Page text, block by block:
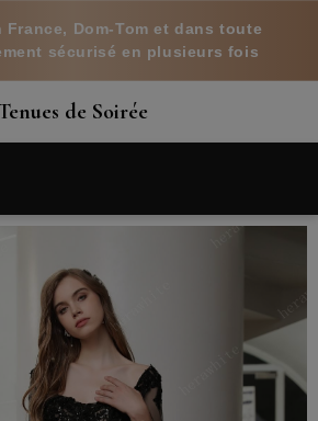
Dom-Tom et dans toute
sécurisé en plusieurs fois
de Soirée